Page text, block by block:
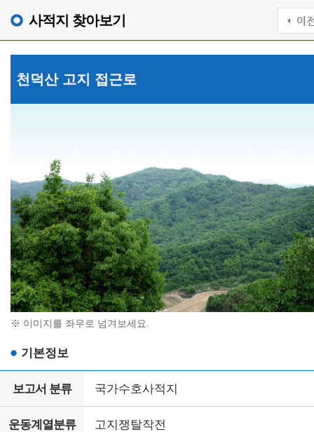
사적지 찾아보기
천덕산 고지 접근로
※ 이미지를 좌우로 넘겨보세요.
기본정보
보고서 분류 국가수호사적지
운동계열분류 고지쟁탈작전